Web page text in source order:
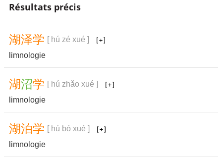
Résultats précis
湖泽学 [ hú zé xué ]
limnologie
湖沼学 [ hú zhǎo xué ]
limnologie
湖泊学 [ hú bó xué ]
limnologie